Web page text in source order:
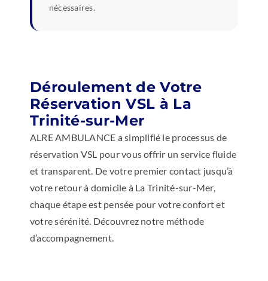
nécessaires.
Déroulement de Votre
Réservation VSL à La
Trinité-sur-Mer
ALRE AMBULANCE a simplifié le processus de
réservation VSL pour vous offrir un service fluide
et transparent. De votre premier contact jusqu’à
votre retour à domicile à La Trinité-sur-Mer,
chaque étape est pensée pour votre confort et
votre sérénité. Découvrez notre méthode
d’accompagnement.